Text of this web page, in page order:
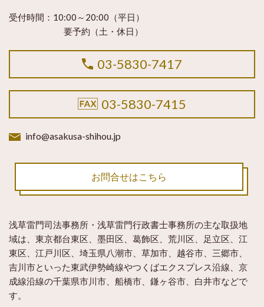
受付時間： 10:00～20:00（平日）
要予約（土・休日）
03-5830-7417
03-5830-7415
info@asakusa-shihou.jp
お問合せはこちら
浅草雷門司法事務所・浅草雷門行政書士事務所の主な取扱地
域は、東京都台東区、墨田区、葛飾区、荒川区、足立区、江
東区、江戸川区、埼玉県八潮市、草加市、越谷市、三郷市、
吉川市といった東武伊勢崎線やつくばエクスプレス沿線、京
成線沿線の千葉県市川市、船橋市、鎌ヶ谷市、白井市などで
す。